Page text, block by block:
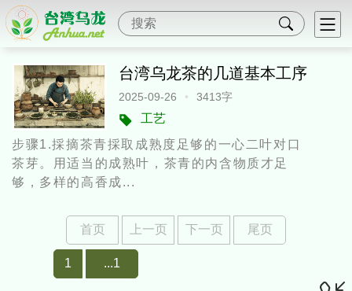
台湾乌龙茶的几道基本工序
2025-09-26 • 3413字
工艺
步骤1.採摘茶青採取成熟度足够的一心二叶对口
茶芽。用适当的成熟叶，茶青的内含物质才足
够，多样的高香成...
首页 上一页 下一页 尾页
1 ...1